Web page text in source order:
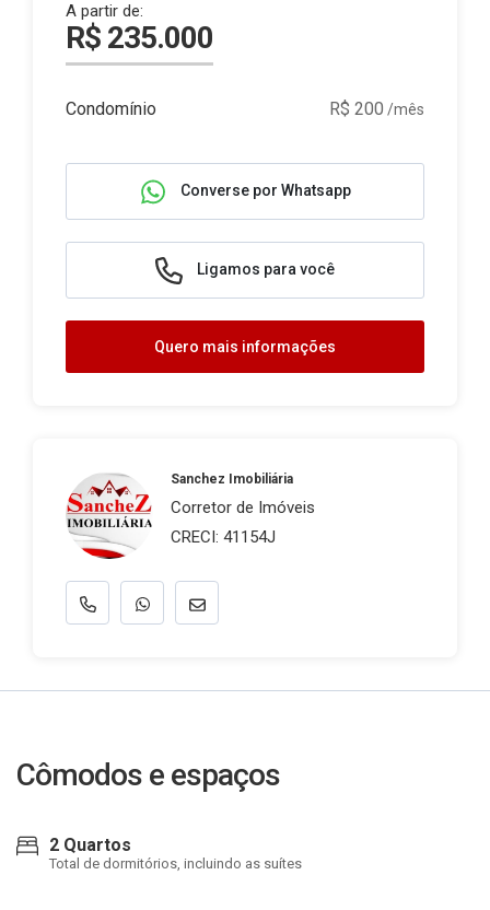
A partir de:
R$ 235.000
Condomínio R$ 200 /mês
Converse por Whatsapp
Ligamos para você
Quero mais informações
Sanchez Imobiliária
Corretor de Imóveis
CRECI: 41154J
Cômodos e espaços
2 Quartos
Total de dormitórios, incluindo as suítes